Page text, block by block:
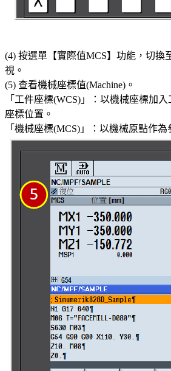
(4) 按選單【實際值MCS】功能，切換
視。
(5) 查看機械座標值(Machine)。
「工件座標(WCS)」：以機械座標加
座標位置。
「機械座標(MCS)」：以機械原點作